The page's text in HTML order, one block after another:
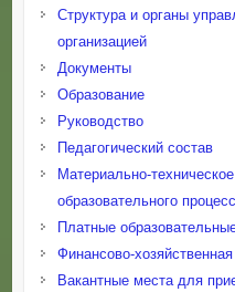
Структура и органы
организацией
Документы
Образование
Руководство
Педагогический состав
Материально-
образовательного
Платные
Финансово-
Вакантные места для